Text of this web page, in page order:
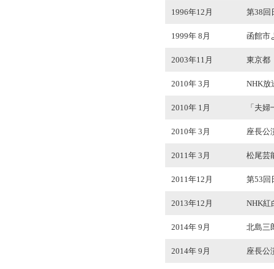
1996年12月 第38回
1999年 8月 函館市
2003年11月 東京都
2010年 3月 NHK放
2010年 1月 「夫
2010年 3月 座長公
2011年 3月 松尾芸
2011年12月 第53回
2013年12月 NHK紅
2014年 9月 北島三
2014年 9月 座長公